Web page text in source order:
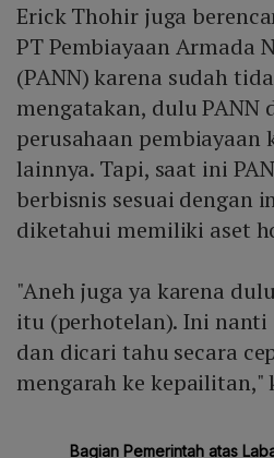
Erick Thohir juga
PT Pembiayaan Armada
(PANN) karena sudah
mengatakan, dulu PANN
perusahaan pembiayaan
lainnya. Tapi, saat ini
berbisnis sesuai dengan
diketahui memiliki aset
"Aneh juga ya karena
itu (perhotelan). Ini
dan dicari tahu secara
mengarah ke kepailitan,"